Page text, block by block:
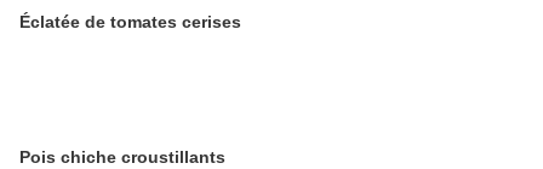
Éclatée de tomates cerises
Pois chiche croustillants